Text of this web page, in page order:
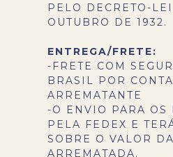
PELO DECRETO-
OUTUBRO DE 1932.
ENTREGA/FRETE:
-FRETE COM
BRASIL POR
ARREMATANTE
-O ENVIO PARA OS
PELA FEDEX E
SOBRE O VALOR
ARREMATADA.